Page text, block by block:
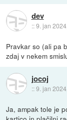
dev
::9. jan
Pravkar so (ali pa
zdaj v nekem
jocoj
::9. jan
Ja, ampak tole je